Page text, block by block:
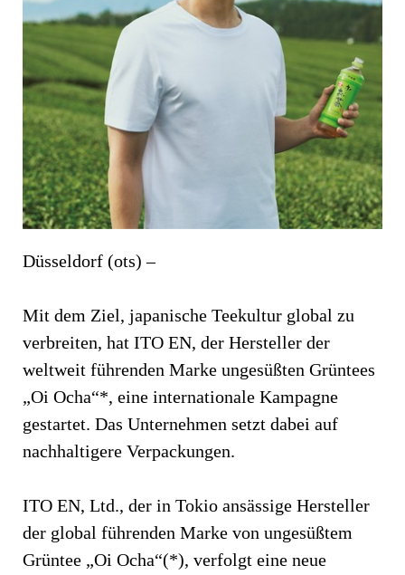
Düsseldorf (ots) –
Mit dem Ziel, japanische Teekultur global zu
verbreiten, hat ITO EN, der Hersteller der
weltweit führenden Marke ungesüßten Grüntees
„Oi Ocha“*, eine internationale Kampagne
gestartet. Das Unternehmen setzt dabei auf
nachhaltigere Verpackungen.
ITO EN, Ltd., der in Tokio ansässige Hersteller
der global führenden Marke von ungesüßtem
Grüntee „Oi Ocha“(*), verfolgt eine neue